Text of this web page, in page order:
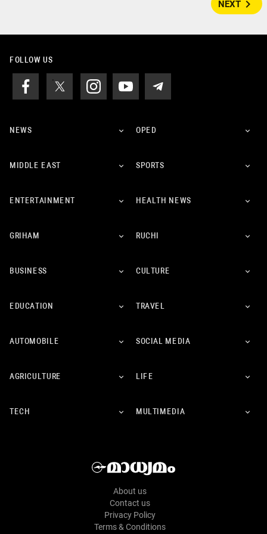
NEXT navigate_next
FOLLOW US
NEWS OPED
MIDDLE EAST SPORTS
ENTERTAINMENT HEALTH NEWS
GRIHAM RUCHI
BUSINESS CULTURE
EDUCATION TRAVEL
AUTOMOBILE SOCIAL MEDIA
AGRICULTURE LIFE
TECH MULTIMEDIA
About us
Contact us
Privacy Policy
Terms & Conditions